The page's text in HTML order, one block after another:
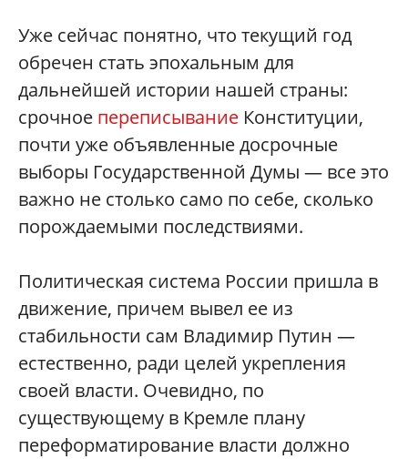
Уже сейчас понятно, что текущий год
обречен стать эпохальным для
дальнейшей истории нашей страны:
срочное переписывание Конституции,
почти уже объявленные досрочные
выборы Государственной Думы — все это
важно не столько само по себе, сколько
порождаемыми последствиями.
Политическая система России пришла в
движение, причем вывел ее из
стабильности сам Владимир Путин —
естественно, ради целей укрепления
своей власти. Очевидно, по
существующему в Кремле плану
переформатирование власти должно